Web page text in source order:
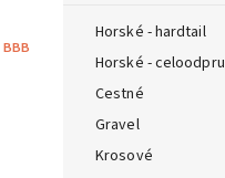
Horské - hardtail
Horské -
Cestné
Gravel
Krosové
BBB